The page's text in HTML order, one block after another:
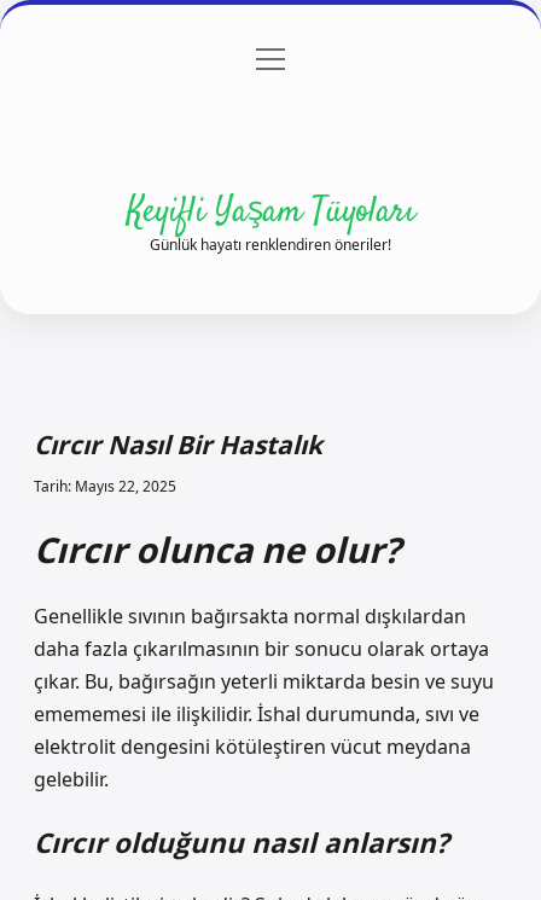
Gizlilik Politikası
menüyü
Keyifli Yaşam Tüyoları
Günlük hayatı renklendiren öneriler!
Cırcır Nasıl Bir Hastalık
Tarih: Mayıs 22, 2025
Cırcır olunca ne olur?
Genellikle sıvının bağırsakta normal dışkılardan
daha fazla çıkarılmasının bir sonucu olarak ortaya
çıkar. Bu, bağırsağın yeterli miktarda besin ve suyu
emememesi ile ilişkilidir. İshal durumunda, sıvı ve
elektrolit dengesini kötüleştiren vücut meydana
gelebilir.
Cırcır olduğunu nasıl anlarsın?